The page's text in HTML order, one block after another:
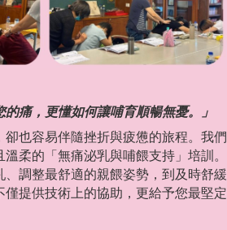
的痛，更懂如何讓哺育順暢無憂。」
也容易伴隨挫折與疲憊的旅程。我們
柔的「無痛泌乳與哺餵支持」培訓。
調整最舒適的親餵姿勢，到及時舒緩
僅提供技術上的協助，更給予您最堅定